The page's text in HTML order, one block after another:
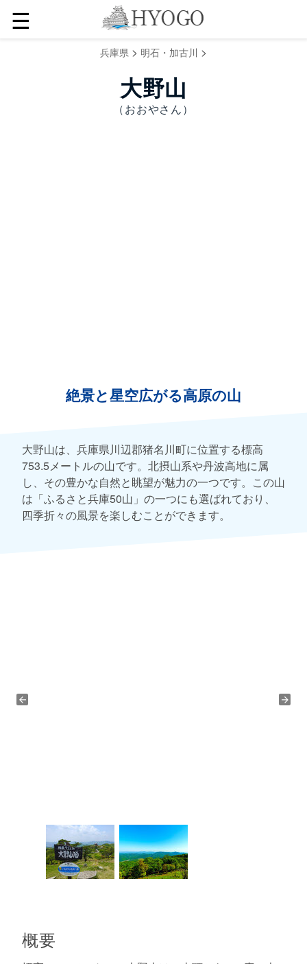
☰
兵庫県 > 明石・加古川 >
大野山
（おおやさん）
絶景と星空広がる高原の山
大野山は、兵庫県川辺郡猪名川町に位置する標高
753.5メートルの山です。北摂山系や丹波高地に属
し、その豊かな自然と眺望が魅力の一つです。この山
は「ふるさと兵庫50山」の一つにも選ばれており、
四季折々の風景を楽しむことができます。
概要